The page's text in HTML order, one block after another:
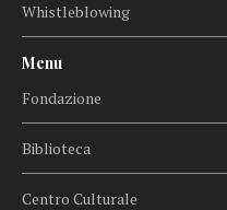
Whistleblowing
Menu
Fondazione
Biblioteca
Centro Culturale